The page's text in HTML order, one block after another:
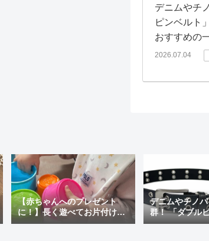
デニムやチ
ピンベルト
おすすめの
2026.07.04
【赤ちゃんへのプレゼント
に！】長く遊べてお片付けも
ラクチン♪「アンパンマン 天
デニムやチノ
群！ 「ダブル
メリットと、